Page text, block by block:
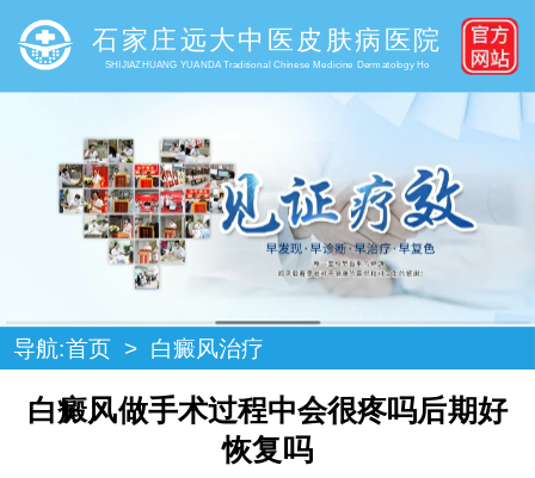
石家庄远大中医皮肤病医院
SHIJIAZHUANG YUANDA Traditional Chinese Medicine Dermatology Ho
导航:首页 > 白癜风治疗
白癜风做手术过程中会很疼吗后期好
恢复吗